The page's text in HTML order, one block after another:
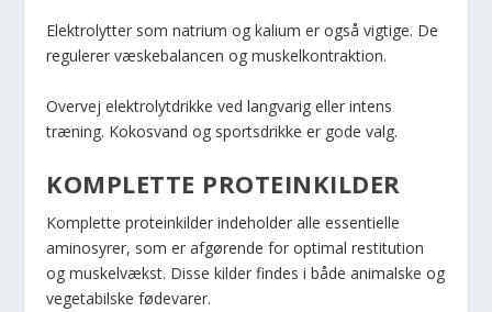
Elektrolytter som natrium og kalium er også vigtige. De
regulerer væskebalancen og muskelkontraktion.
Overvej elektrolytdrikke ved langvarig eller intens
træning. Kokosvand og sportsdrikke er gode valg.
KOMPLETTE PROTEINKILDER
Komplette proteinkilder indeholder alle essentielle
aminosyrer, som er afgørende for optimal restitution
og muskelvækst. Disse kilder findes i både animalske og
vegetabilske fødevarer.